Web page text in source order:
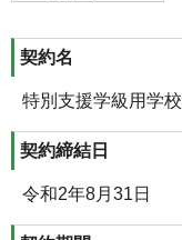
契約名
特別支援学級用学
契約締結日
令和2年8月31日